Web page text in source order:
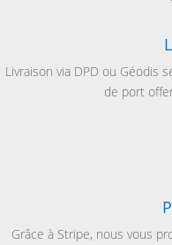
Livraison via DPD ou Géodis
de port
Grâce à Stripe, nous vous